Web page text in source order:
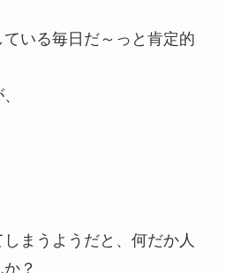
いる毎日だ～っと肯定的
まうようだと、何だか人
？